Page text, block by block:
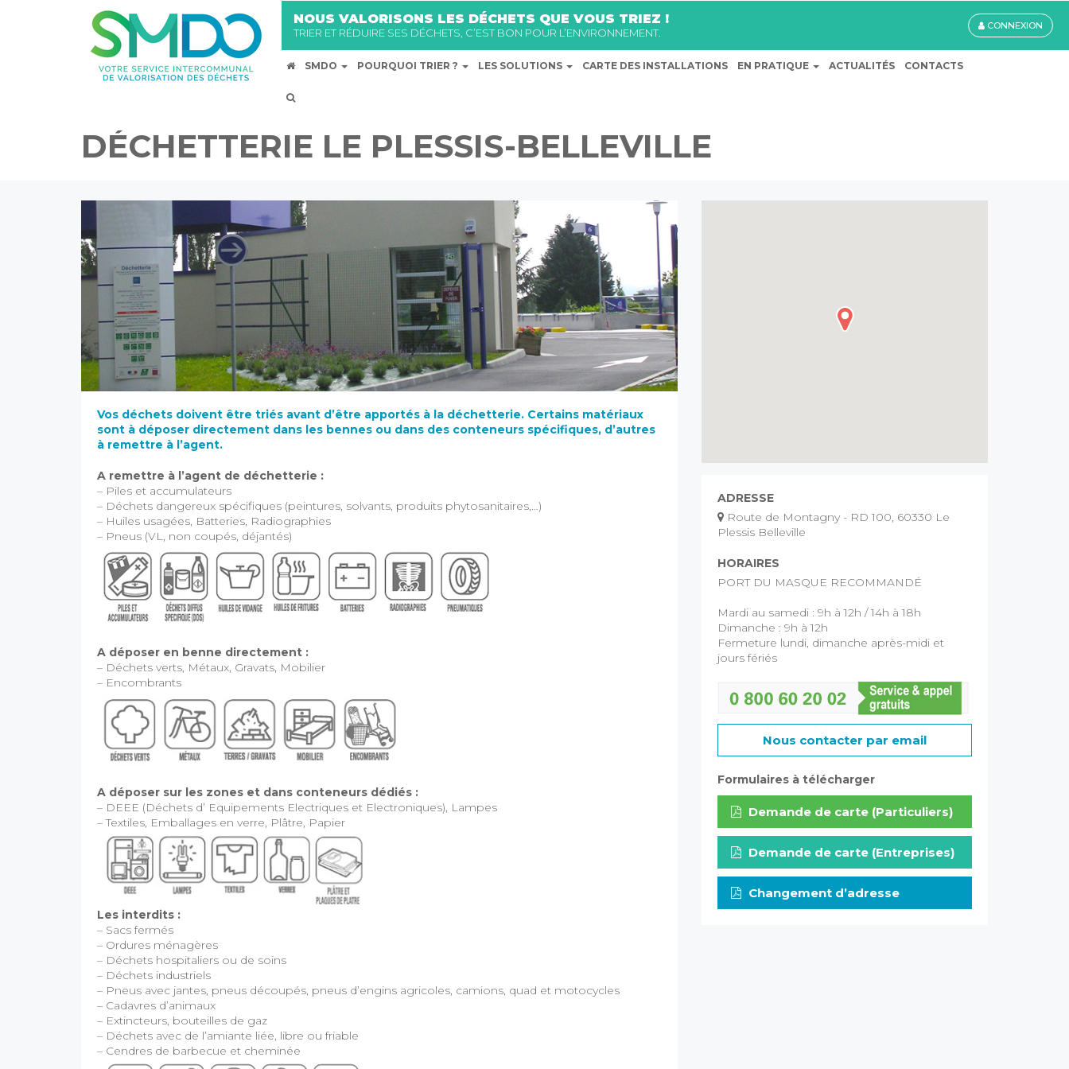
NOUS VALORISONS LES DÉCHETS QUE VOUS TRIEZ !
TRIER ET RÉDUIRE SES DÉCHETS, C’EST BON POUR L’ENVIRONNEMENT.
SMDO POURQUOI TRIER ? LES SOLUTIONS CARTE DES INSTALLATIONS EN PRATIQUE ACTUALITÉS CONTACTS
CONNEXION
DÉCHETTERIE LE PLESSIS-BELLEVILLE
Vos déchets doivent être triés avant d’être apportés à la déchetterie. Certains matériaux
sont à déposer directement dans les bennes ou dans des conteneurs spécifiques, d’autres
à remettre à l’agent.
A remettre à l’agent de déchetterie :
– Piles et accumulateurs
– Déchets dangereux spécifiques (peintures, solvants, produits phytosanitaires,…)
– Huiles usagées, Batteries, Radiographies
– Pneus (VL, non coupés, déjantés)
A déposer en benne directement :
– Déchets verts, Métaux, Gravats, Mobilier
– Encombrants
A déposer sur les zones et dans conteneurs dédiés :
– DEEE (Déchets d’ Equipements Electriques et Electroniques), Lampes
– Textiles, Emballages en verre, Plâtre, Papier
Les interdits :
– Sacs fermés
– Ordures ménagères
– Déchets hospitaliers ou de soins
– Déchets industriels
– Pneus avec jantes, pneus découpés, pneus d’engins agricoles, camions, quad et motocycles
– Cadavres d’animaux
– Extincteurs, bouteilles de gaz
– Déchets avec de l’amiante liée, libre ou friable
– Cendres de barbecue et cheminée
ADRESSE
Route de Montagny - RD 100, 60330 Le
Plessis Belleville
HORAIRES
PORT DU MASQUE RECOMMANDÉ
Mardi au samedi : 9h à 12h / 14h à 18h
Dimanche : 9h à 12h
Fermeture lundi, dimanche après-midi et
jours fériés
Nous contacter par email
Formulaires à télécharger
Demande de carte (Particuliers)
Demande de carte (Entreprises)
Changement d’adresse